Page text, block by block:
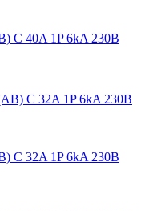
C 40A 1P 6kA 230В
C 32A 1P 6kA 230В